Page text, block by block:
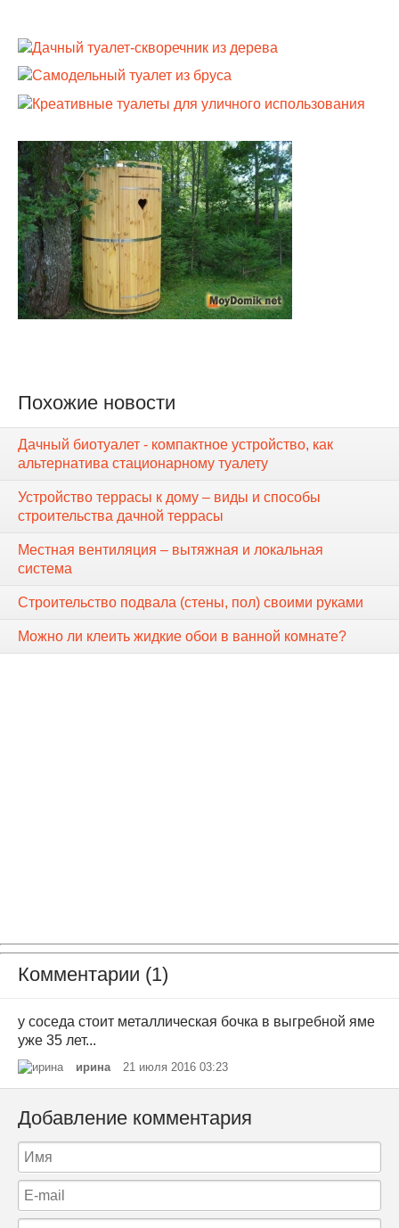
Похожие новости
Дачный биотуалет - компактное устройство, как
альтернатива стационарному туалету
Устройство террасы к дому – виды и способы
строительства дачной террасы
Местная вентиляция – вытяжная и локальная
система
Строительство подвала (стены, пол) своими руками
Можно ли клеить жидкие обои в ванной комнате?
Комментарии (1)
у соседа стоит металлическая бочка в выгребной яме
уже 35 лет...
ирина 21 июля 2016 03:23
Добавление комментария